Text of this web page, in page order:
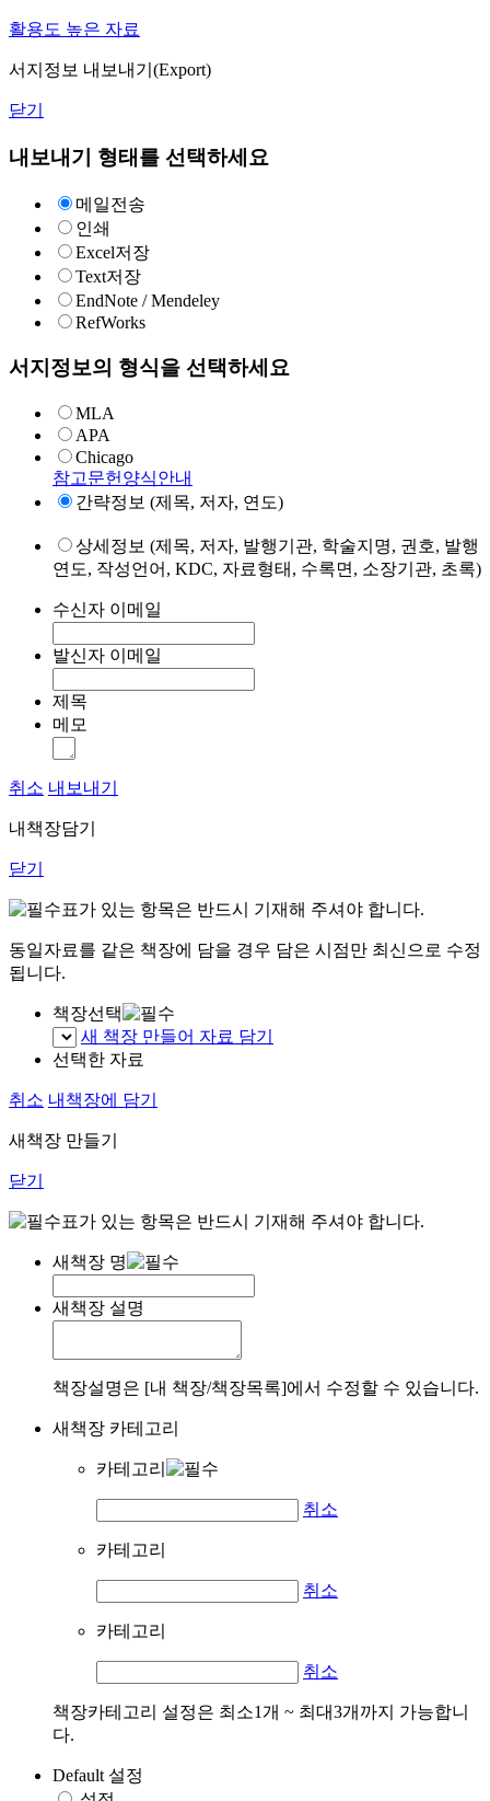
활용도 높은 자료
서지정보 내보내기(Export)
닫기
내보내기 형태를 선택하세요
메일전송
인쇄
Excel저장
Text저장
EndNote / Mendeley
RefWorks
서지정보의 형식을 선택하세요
MLA
APA
Chicago
참고문헌양식안내
간략정보 (제목, 저자, 연도)
상세정보 (제목, 저자, 발행기관, 학술지명, 권호, 발행
연도, 작성언어, KDC, 자료형태, 수록면, 소장기관, 초록)
수신자 이메일
발신자 이메일
제목
메모
취소 내보내기
내책장담기
닫기
표가 있는 항목은 반드시 기재해 주셔야 합니다.
동일자료를 같은 책장에 담을 경우 담은 시점만 최신으로 수정
됩니다.
책장선택
새 책장 만들어 자료 담기
선택한 자료
취소 내책장에 담기
새책장 만들기
닫기
표가 있는 항목은 반드시 기재해 주셔야 합니다.
새책장 명
새책장 설명
책장설명은 [내 책장/책장목록]에서 수정할 수 있습니다.
새책장 카테고리
카테고리
취소
카테고리
취소
카테고리
취소
책장카테고리 설정은 최소1개 ~ 최대3개까지 가능합니
다.
Default 설정